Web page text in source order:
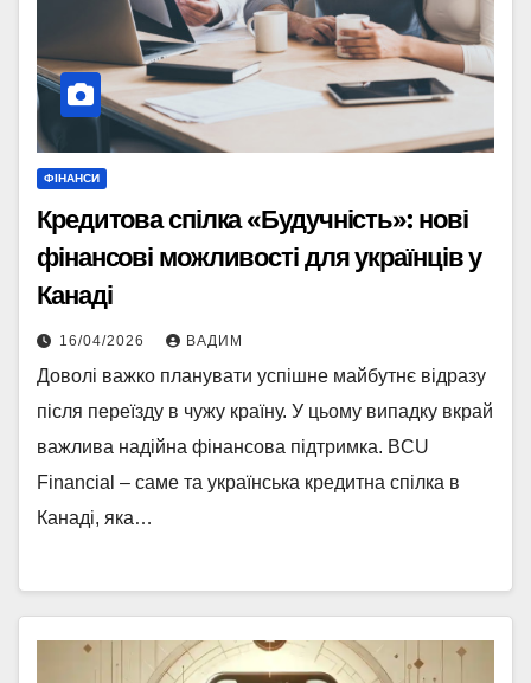
ФІНАНСИ
Кредитова спілка «Будучність»: нові
фінансові можливості для українців у
Канаді
16/04/2026 ВАДИМ
Доволі важко планувати успішне майбутнє відразу
після переїзду в чужу країну. У цьому випадку вкрай
важлива надійна фінансова підтримка. BCU
Financial – саме та українська кредитна спілка в
Канаді, яка…